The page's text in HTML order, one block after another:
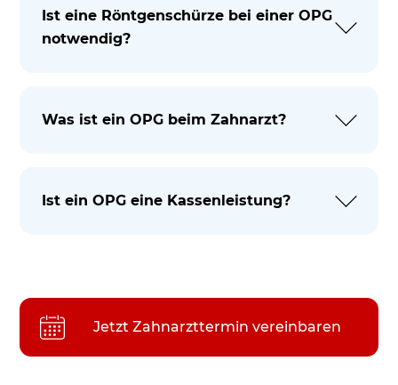
Ist eine Röntgenschürze bei einer OPG
notwendig?
Was ist ein OPG beim Zahnarzt?
Ist ein OPG eine Kassenleistung?
Jetzt Zahnarzttermin vereinbaren